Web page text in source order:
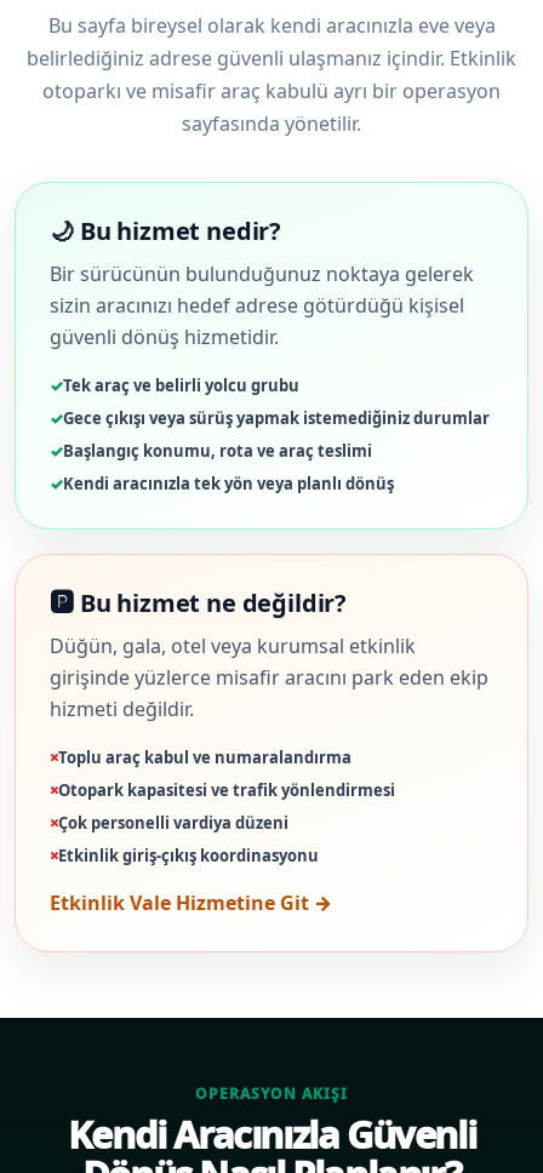
Bu sayfa bireysel olarak kendi aracınızla eve veya
belirlediğiniz adrese güvenli ulaşmanız içindir. Etkinlik
otoparkı ve misafir araç kabulü ayrı bir operasyon
sayfasında yönetilir.
🌙 Bu hizmet nedir?
Bir sürücünün bulunduğunuz noktaya gelerek
sizin aracınızı hedef adrese götürdüğü kişisel
güvenli dönüş hizmetidir.
Tek araç ve belirli yolcu grubu
Gece çıkışı veya sürüş yapmak istemediğiniz durumlar
Başlangıç konumu, rota ve araç teslimi
Kendi aracınızla tek yön veya planlı dönüş
🅿️ Bu hizmet ne değildir?
Düğün, gala, otel veya kurumsal etkinlik
girişinde yüzlerce misafir aracını park eden ekip
hizmeti değildir.
Toplu araç kabul ve numaralandırma
Otopark kapasitesi ve trafik yönlendirmesi
Çok personelli vardiya düzeni
Etkinlik giriş-çıkış koordinasyonu
Etkinlik Vale Hizmetine Git →
OPERASYON AKIŞI
Kendi Aracınızla Güvenli